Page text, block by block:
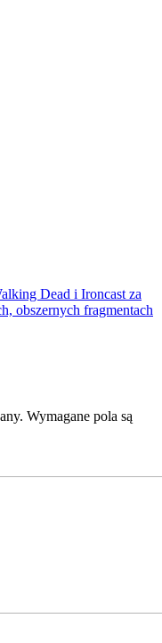
Dead i Ironcast za
obszernych fragmentach
Wymagane pola są